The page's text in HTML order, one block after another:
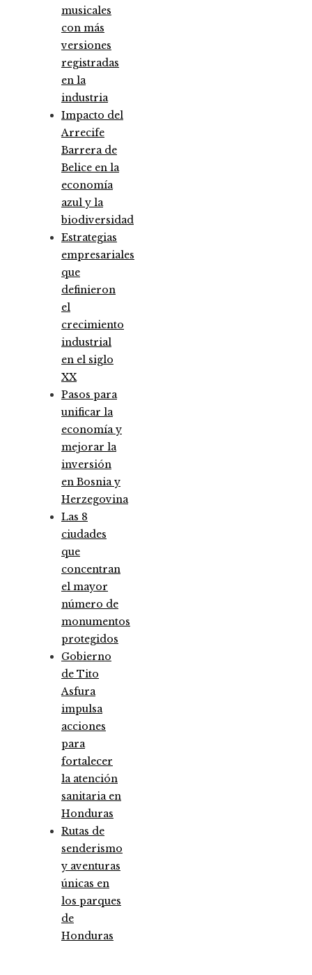
musicales
con más
versiones
registradas
en la
industria
Impacto del
Arrecife
Barrera de
Belice en la
economía
azul y la
biodiversidad
Estrategias
empresariales
que
definieron
el
crecimiento
industrial
en el siglo
XX
Pasos para
unificar la
economía y
mejorar la
inversión
en Bosnia y
Herzegovina
Las 8
ciudades
que
concentran
el mayor
número de
monumentos
protegidos
Gobierno
de Tito
Asfura
impulsa
acciones
para
fortalecer
la atención
sanitaria en
Honduras
Rutas de
senderismo
y aventuras
únicas en
los parques
de
Honduras